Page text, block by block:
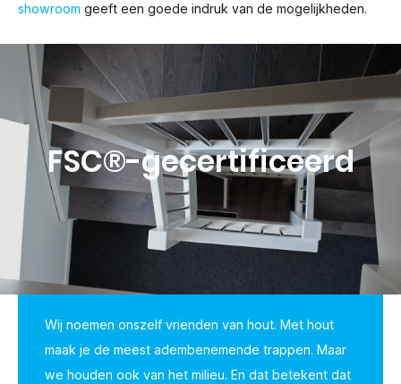
showroom geeft een goede indruk van de mogelijkheden.
FSC®-gecertificeerd
Wij noemen onszelf vrienden van hout. Met hout
maak je de meest adembenemende trappen. Maar
we houden ook van het milieu. En dat betekent dat